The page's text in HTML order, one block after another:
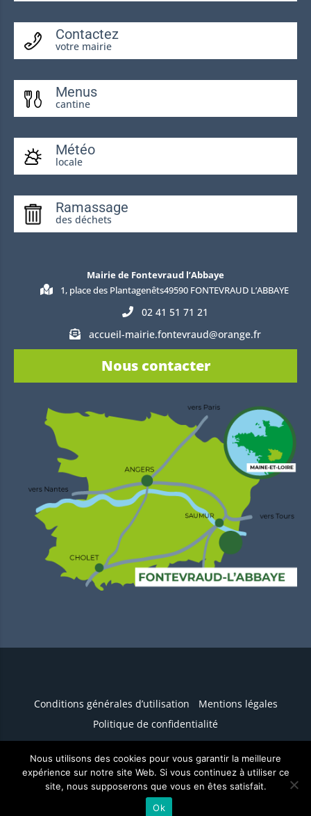
Contactez
votre mairie
Menus
cantine
Météo
locale
Ramassage
des déchets
Mairie de Fontevraud l’Abbaye
1, place des Plantagenêts49590 FONTEVRAUD L’ABBAYE
02 41 51 71 21
accueil-mairie.fontevraud@orange.fr
Nous contacter
Conditions générales d’utilisation
Mentions légales
Politique de confidentialité
Conception :TERRE DE PIXELS
Nous utilisons des cookies pour vous garantir la meilleure
expérience sur notre site Web. Si vous continuez à utiliser ce
site, nous supposerons que vous en êtes satisfait.
Ok